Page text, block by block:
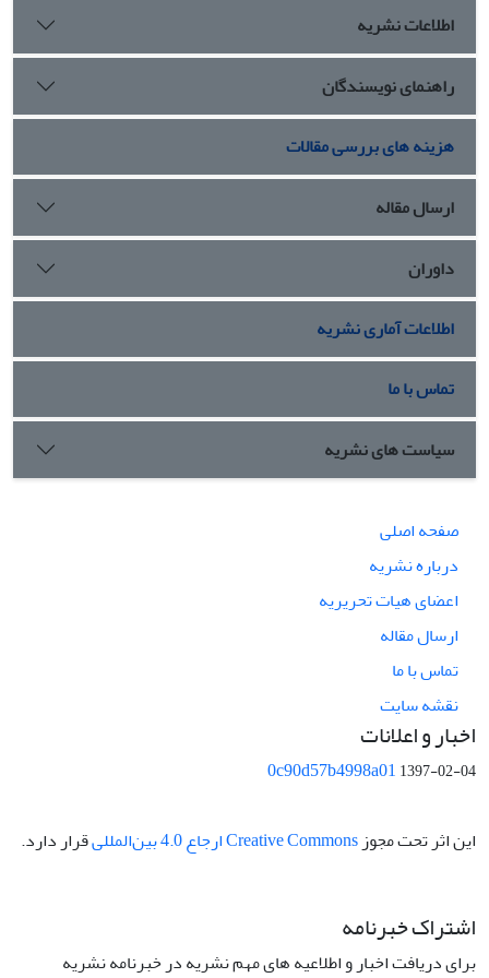
اطلاعات نشریه
راهنمای نویسندگان
هزینه های بررسی مقالات
ارسال مقاله
داوران
اطلاعات آماری نشریه
تماس با ما
سیاست های نشریه
صفحه اصلی
درباره نشریه
اعضای هیات تحریریه
ارسال مقاله
تماس با ما
نقشه سایت
اخبار و اعلانات
0c90d57b4998a011397-02-04
این اثر تحت مجوزCreative Commons ارجاع 4.0 بین‌المللی قرار دارد.
اشتراک خبرنامه
برای دریافت اخبار و اطلاعیه های مهم نشریه در خبرنامه نشریه